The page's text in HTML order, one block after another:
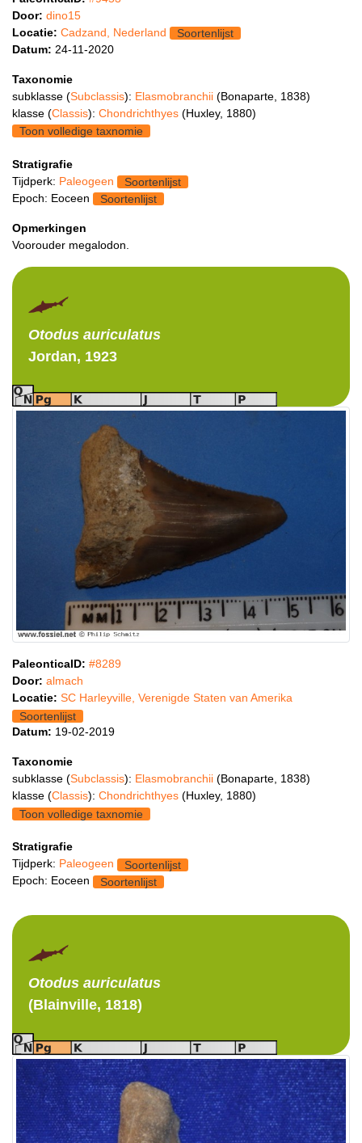
Door: dino15
Locatie: Cadzand, Nederland
Soortenlijst
Datum: 24-11-2020
Taxonomie
subklasse (Subclassis): Elasmobranchii (Bonaparte, 1838)
klasse (Classis): Chondrichthyes (Huxley, 1880)
Toon volledige taxnomie
Stratigrafie
Tijdperk: Paleogeen
Soortenlijst
Epoch: Eoceen
Soortenlijst
Opmerkingen
Voorouder megalodon.
Otodus auriculatus
Jordan, 1923
PaleonticaID: #8289
Door: almach
Locatie: SC Harleyville, Verenigde Staten van Amerika
Soortenlijst
Datum: 19-02-2019
Taxonomie
subklasse (Subclassis): Elasmobranchii (Bonaparte, 1838)
klasse (Classis): Chondrichthyes (Huxley, 1880)
Toon volledige taxnomie
Stratigrafie
Tijdperk: Paleogeen
Soortenlijst
Epoch: Eoceen
Soortenlijst
Otodus auriculatus
(Blainville, 1818)